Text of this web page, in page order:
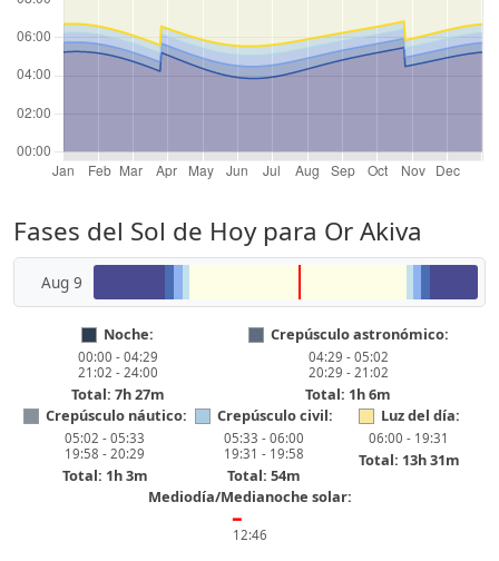
Fases del Sol de Hoy para Or Akiva
Aug 9
Noche:
00:00 - 04:29
21:02 - 24:00
Total: 7h 27m
Crepúsculo astronómico:
04:29 - 05:02
20:29 - 21:02
Total: 1h 6m
Crepúsculo náutico:
05:02 - 05:33
19:58 - 20:29
Total: 1h 3m
Crepúsculo civil:
05:33 - 06:00
19:31 - 19:58
Total: 54m
Luz del día:
06:00 - 19:31
Total: 13h 31m
Mediodía/Medianoche solar:
━
12:46